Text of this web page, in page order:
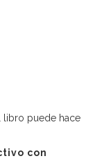
libro puede hace
con